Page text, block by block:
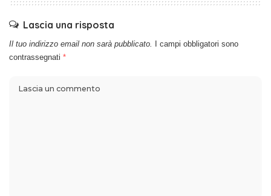
Lascia una risposta
Il tuo indirizzo email non sarà pubblicato.
I campi obbligatori sono
contrassegnati *